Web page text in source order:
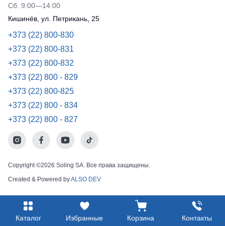
Сб. 9:00—14:00
Кишинёв, ул. Петрикань, 25
+373 (22) 800-830
+373 (22) 800-831
+373 (22) 800-832
+373 (22) 800 - 829
+373 (22) 800-825
+373 (22) 800 - 834
+373 (22) 800 - 827
Copyright ©2026 Soling SA. Все права защищены.
Created & Powered byALSO DEV
Каталог Избранные Корзина Контакты